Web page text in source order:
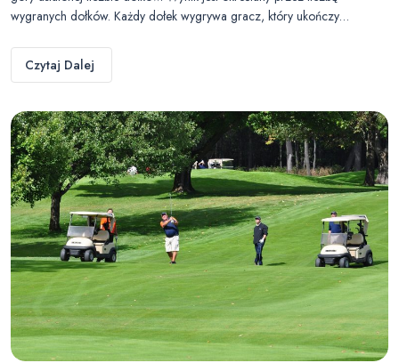
wygranych dołków. Każdy dołek wygrywa gracz, który ukończy…
Czytaj Dalej